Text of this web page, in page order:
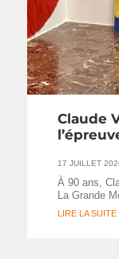
Claude
17 JUILLET
À 90 ans,
La Grande
LIRE LA SUITE